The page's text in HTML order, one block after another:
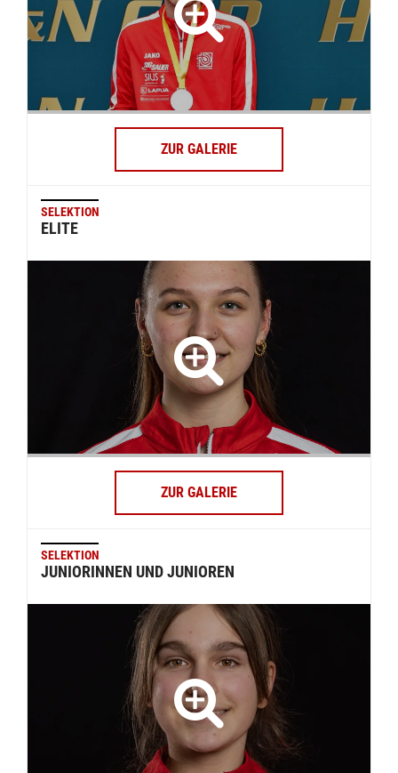
ZUR GALERIE
SELEKTION
ELITE
ZUR GALERIE
SELEKTION
JUNIORINNEN UND JUNIOREN